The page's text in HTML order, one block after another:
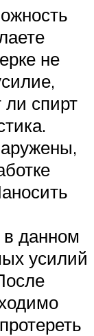
не
ли спирт
в данном
усилий